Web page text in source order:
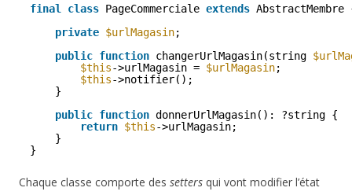
final class PageCommerciale extends AbstractMembre
private $urlMagasin;
public function changerUrlMagasin(string
$this->urlMagasin = $urlMagasin;
$this->notifier();
}
public function donnerUrlMagasin(): ?string {
return $this->urlMagasin;
}
}
Chaque classe comporte des setters qui vont modifier l’état